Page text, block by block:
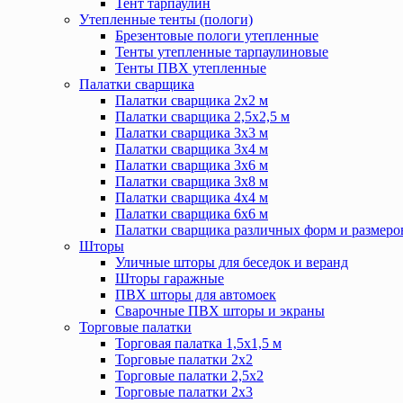
Тент тарпаулин
Утепленные тенты (пологи)
Брезентовые пологи утепленные
Тенты утепленные тарпаулиновые
Тенты ПВХ утепленные
Палатки сварщика
Палатки сварщика 2х2 м
Палатки сварщика 2,5х2,5 м
Палатки сварщика 3х3 м
Палатки сварщика 3х4 м
Палатки сварщика 3х6 м
Палатки сварщика 3х8 м
Палатки сварщика 4х4 м
Палатки сварщика 6х6 м
Палатки сварщика различных форм и
Шторы
Уличные шторы для беседок и веранд
Шторы гаражные
ПВХ шторы для автомоек
Сварочные ПВХ шторы и экраны
Торговые палатки
Торговая палатка 1,5х1,5 м
Торговые палатки 2х2
Торговые палатки 2,5х2
Торговые палатки 2х3